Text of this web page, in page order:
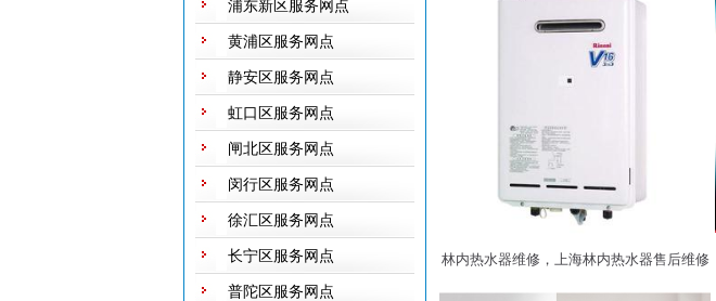
浦东新区服务网点
黄浦区服务网点
静安区服务网点
虹口区服务网点
闸北区服务网点
闵行区服务网点
徐汇区服务网点
长宁区服务网点
普陀区服务网点
林内热水器维修，上海林内热水器售后维修